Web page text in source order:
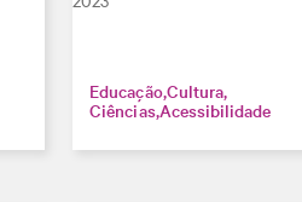
EducaçãoCultura
CiênciasAcessibilidade